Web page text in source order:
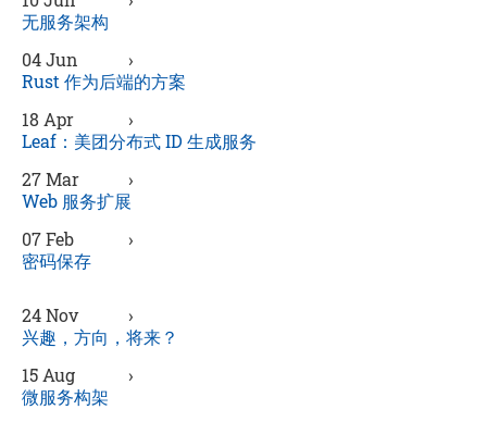
无服务架构
04 Jun
›
Rust 作为后端的方案
18 Apr
›
Leaf：美团分布式 ID 生成服务
27 Mar
›
Web 服务扩展
07 Feb
›
密码保存
24 Nov
›
兴趣，方向，将来？
15 Aug
›
微服务构架